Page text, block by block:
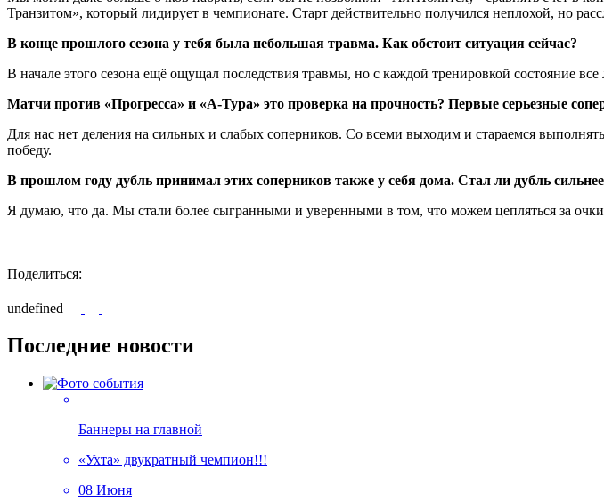
Транзитом», который лидирует в чемпионате. Старт действительно получился неплохой, но
В конце прошлого сезона у тебя была небольшая травма. Как обстоит ситуация сейчас?
В начале этого сезона ещё ощущал последствия травмы, но с каждой тренировкой состояние
Матчи против «Прогресса» и «А-Тура» это проверка на прочность? Первые серьезные
Для нас нет деления на сильных и слабых соперников. Со всеми выходим и стараемся
победу.
В прошлом году дубль принимал этих соперников также у себя дома. Стал ли дубль
Я думаю, что да. Мы стали более сыгранными и уверенными в том, что можем цепляться за
Поделиться:
undefined
Последние новости
Баннеры на главной
«Ухта» двукратный чемпион!!!
08 Июня